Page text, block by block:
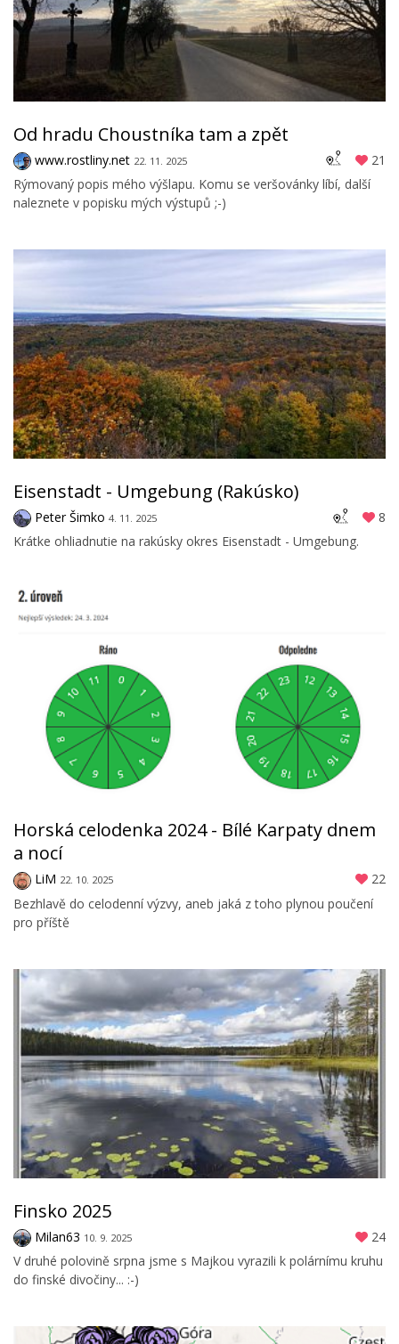
Od hradu Choustníka tam a zpět
www.rostliny.net 22. 11. 2025
21
Rýmovaný popis mého výšlapu. Komu se veršovánky líbí, další
naleznete v popisku mých výstupů ;-)
Eisenstadt - Umgebung (Rakúsko)
Peter Šimko 4. 11. 2025
8
Krátke ohliadnutie na rakúsky okres Eisenstadt - Umgebung.
Horská celodenka 2024 - Bílé Karpaty dnem
a nocí
LiM 22. 10. 2025
22
Bezhlavě do celodenní výzvy, aneb jaká z toho plynou poučení
pro příště
Finsko 2025
Milan63 10. 9. 2025
24
V druhé polovině srpna jsme s Majkou vyrazili k polárnímu kruhu
do finské divočiny... :-)